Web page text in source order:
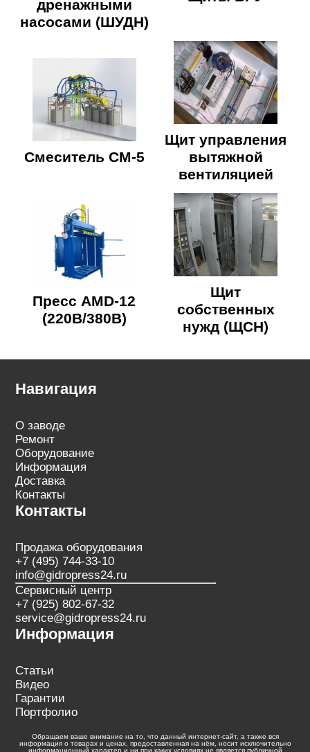
дренажными
насосами (ШУДН)
Смеситель СМ-5
Щит управления
вытяжной
вентиляцией
Пресс AMD-12
(220В/380В)
Щит
собственных
нужд (ЩСН)
Навигация
О заводе
Ремонт
Оборудование
Информация
Доставка
Контакты
Контакты
Продажа оборудования
+7 (495) 744-33-10
info@gidropress24.ru
Сервисный центр
+7 (925) 802-67-32
service@gidropress24.ru
Информация
Статьи
Видео
Гарантии
Портфолио
Обращаем ваше внимание на то, что данный интернет-сайт, а также вся
информация о товарах и ценах, предоставленная на нём, носит исключительно
информационный характер и ни при каких условиях не является публичной